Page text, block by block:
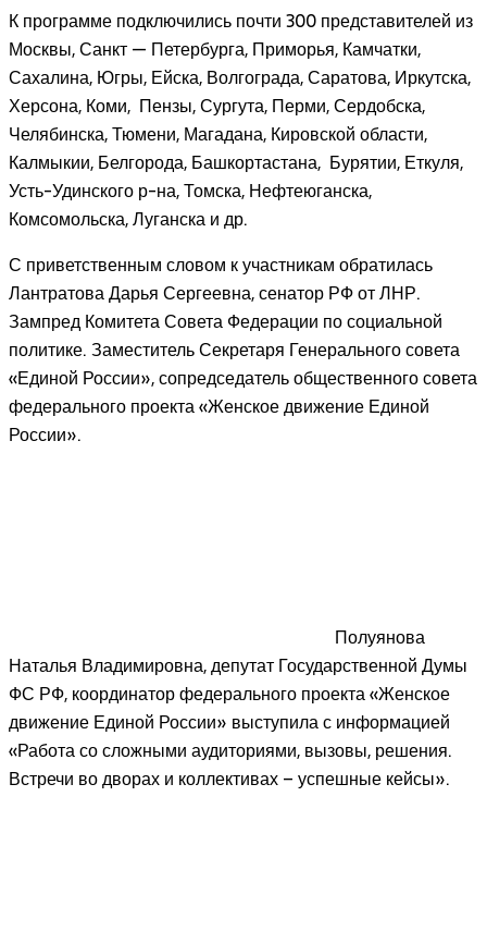
К программе подключились почти 300 представителей из
Москвы, Санкт — Петербурга, Приморья, Камчатки,
Сахалина, Югры, Ейска, Волгограда, Саратова, Иркутска,
Херсона, Коми, Пензы, Сургута, Перми, Сердобска,
Челябинска, Тюмени, Магадана, Кировской области,
Калмыкии, Белгорода, Башкортастана, Бурятии, Еткуля,
Усть-Удинского р-на, Томска, Нефтеюганска,
Комсомольска, Луганска и др.
С приветственным словом к участникам обратилась
Лантратова Дарья Сергеевна, сенатор РФ от ЛНР.
Зампред Комитета Совета Федерации по социальной
политике. Заместитель Секретаря Генерального совета
«Единой России», сопредседатель общественного совета
федерального проекта «Женское движение Единой
России».
Полуянова
Наталья Владимировна, депутат Государственной Думы
ФС РФ, координатор федерального проекта «Женское
движение Единой России» выступила с информацией
«Работа со сложными аудиториями, вызовы, решения.
Встречи во дворах и коллективах – успешные кейсы».